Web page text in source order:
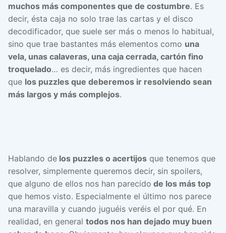
muchos más componentes que de costumbre. Es
decir, ésta caja no solo trae las cartas y el disco
decodificador, que suele ser más o menos lo habitual,
sino que trae bastantes más elementos como una
vela, unas calaveras, una caja cerrada, cartón fino
troquelado… es decir, más ingredientes que hacen
que los puzzles que deberemos ir resolviendo sean
más largos y más complejos.
Hablando de los puzzles o acertijos que tenemos que
resolver, simplemente queremos decir, sin spoilers,
que alguno de ellos nos han parecido de los más top
que hemos visto. Especialmente el último nos parece
una maravilla y cuando juguéis veréis el por qué. En
realidad, en general todos nos han dejado muy buen